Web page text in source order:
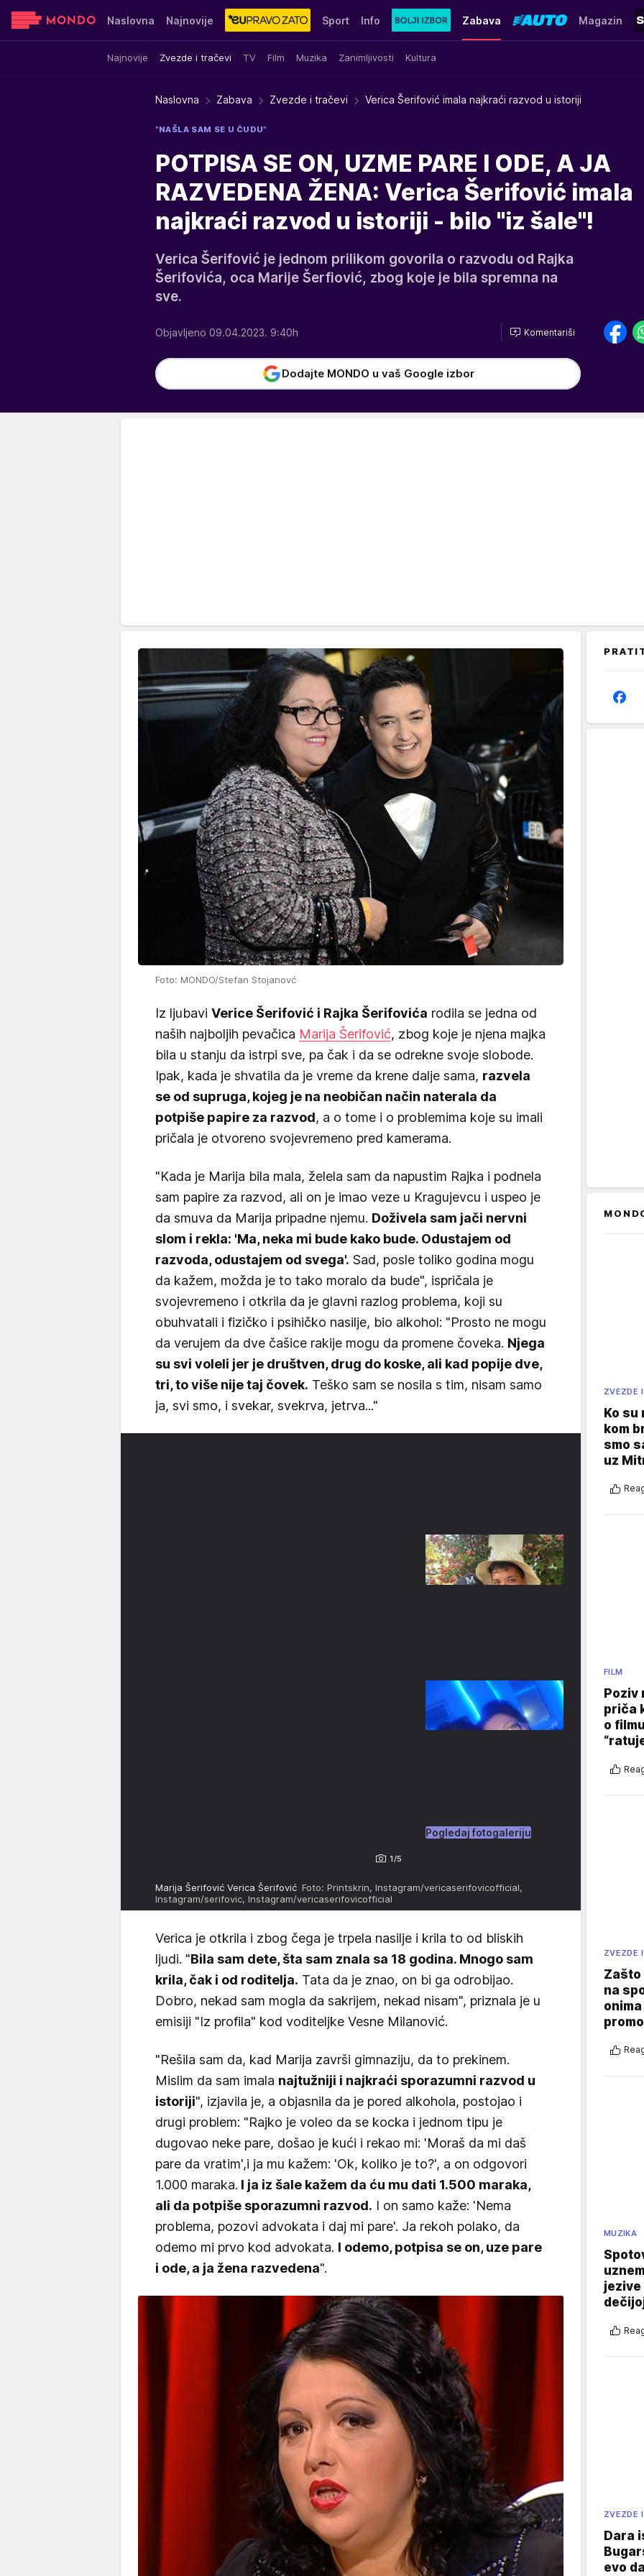
Naslovna Najnovije Sport Info Zabava
Najnovije Zvezde i tračevi TV Film Muzika Zanimljivosti Kultura
Magazin
Sensa Stvar ukusa Yumama
Naslovna Zabava Zvezde i tračevi Verica Šerifović imala najkraći razvod u istoriji
"NAŠLA SAM SE U ČUDU"
POTPISA SE ON, UZME PARE I ODE, A JA
RAZVEDENA ŽENA: Verica Šerifović imala
najkraći razvod u istoriji - bilo "iz šale"!
Verica Šerifović je jednom prilikom govorila o razvodu od Rajka
Šerifovića, oca Marije Šerfiović, zbog koje je bila spremna na
sve.
Objavljeno 09.04.2023. 9:40h Komentariši
Dodajte MONDO u vaš Google izbor
Foto: MONDO/Stefan Stojanovć
Iz ljubavi Verice Šerifović i Rajka Šerifovića rodila se jedna od
naših najboljih pevačica Marija Šerifović, zbog koje je njena majka
bila u stanju da istrpi sve, pa čak i da se odrekne svoje slobode.
Ipak, kada je shvatila da je vreme da krene dalje sama, razvela
se od supruga, kojeg je na neobičan način naterala da
potpiše papire za razvod, a o tome i o problemima koje su imali
pričala je otvoreno svojevremeno pred kamerama.
"Kada je Marija bila mala, želela sam da napustim Rajka i podnela
sam papire za razvod, ali on je imao veze u Kragujevcu i uspeo je
da smuva da Marija pripadne njemu. Doživela sam jači nervni
slom i rekla: 'Ma, neka mi bude kako bude. Odustajem od
razvoda, odustajem od svega'. Sad, posle toliko godina mogu
da kažem, možda je to tako moralo da bude", ispričala je
svojevremeno i otkrila da je glavni razlog problema, koji su
obuhvatali i fizičko i psihičko nasilje, bio alkohol: "Prosto ne mogu
da verujem da dve čašice rakije mogu da promene čoveka. Njega
su svi voleli jer je društven, drug do koske, ali kad popije dve,
tri, to više nije taj čovek. Teško sam se nosila s tim, nisam samo
ja, svi smo, i svekar, svekrva, jetrva..."
1/5
Pogledaj fotogaleriju
Marija Šerifović Verica Šerifović Foto: Printskrin, Instagram/vericaserifovicofficial,
Instagram/serifovic, Instagram/vericaserifovicofficial
Verica je otkrila i zbog čega je trpela nasilje i krila to od bliskih
ljudi. "Bila sam dete, šta sam znala sa 18 godina. Mnogo sam
krila, čak i od roditelja. Tata da je znao, on bi ga odrobijao.
Dobro, nekad sam mogla da sakrijem, nekad nisam", priznala je u
emisiji "Iz profila" kod voditeljke Vesne Milanović.
"Rešila sam da, kad Marija završi gimnaziju, da to prekinem.
Mislim da sam imala najtužniji i najkraći sporazumni razvod u
istoriji", izjavila je, a objasnila da je pored alkohola, postojao i
drugi problem: "Rajko je voleo da se kocka i jednom tipu je
dugovao neke pare, došao je kući i rekao mi: 'Moraš da mi daš
pare da vratim',i ja mu kažem: 'Ok, koliko je to?', a on odgovori
1.000 maraka. I ja iz šale kažem da ću mu dati 1.500 maraka,
ali da potpiše sporazumni razvod. I on samo kaže: 'Nema
problema, pozovi advokata i daj mi pare'. Ja rekoh polako, da
odemo mi prvo kod advokata. I odemo, potpisa se on, uze pare
i ode, a ja žena razvedena".
ZVEZDE
Ko su
kom
smo
uz
FILM
Poziv
priča
o
ZVEZDE
Zašto
na
MUZIKA
jezive
ZVEZDE
Dara
evo